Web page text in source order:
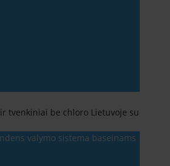
tvenkiniai be chloro Lietuvoje su